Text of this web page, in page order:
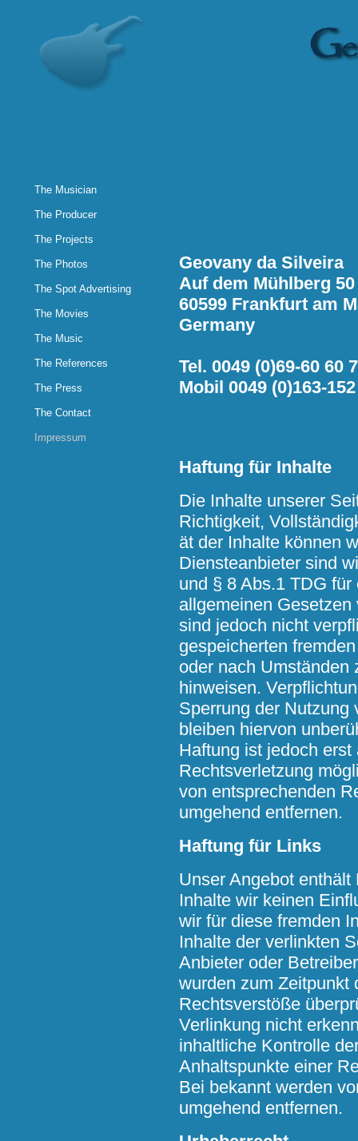
The Musician
The Producer
The Projects
The Photos
The Spot Advertising
The Movies
The Music
The References
The Press
The Contact
Impressum
Geovany da Silveira
Auf dem Mühlberg 50
60599 Frankfurt am
Germany
Tel. 0049 (0)69-60 60
Mobil 0049 (0)163-
Haftung für Inhalte
Die Inhalte unserer
Richtigkeit,
ät der Inhalte können
Diensteanbieter sind
und § 8 Abs.1 TDG
allgemeinen
sind jedoch nicht
gespeicherten
oder nach Umständen
hinweisen.
Sperrung der Nutzung
bleiben hiervon
Haftung ist jedoch
Rechtsverletzung
von entsprechenden
umgehend entfernen.
Haftung für Links
Unser Angebot
Inhalte wir keinen
wir für diese fremden
Inhalte der verlinkten
Anbieter oder
wurden zum Zeitpunkt
Rechtsverstöße
Verlinkung nicht
inhaltliche Kontrolle
Anhaltspunkte einer
Bei bekannt werden
umgehend entfernen.